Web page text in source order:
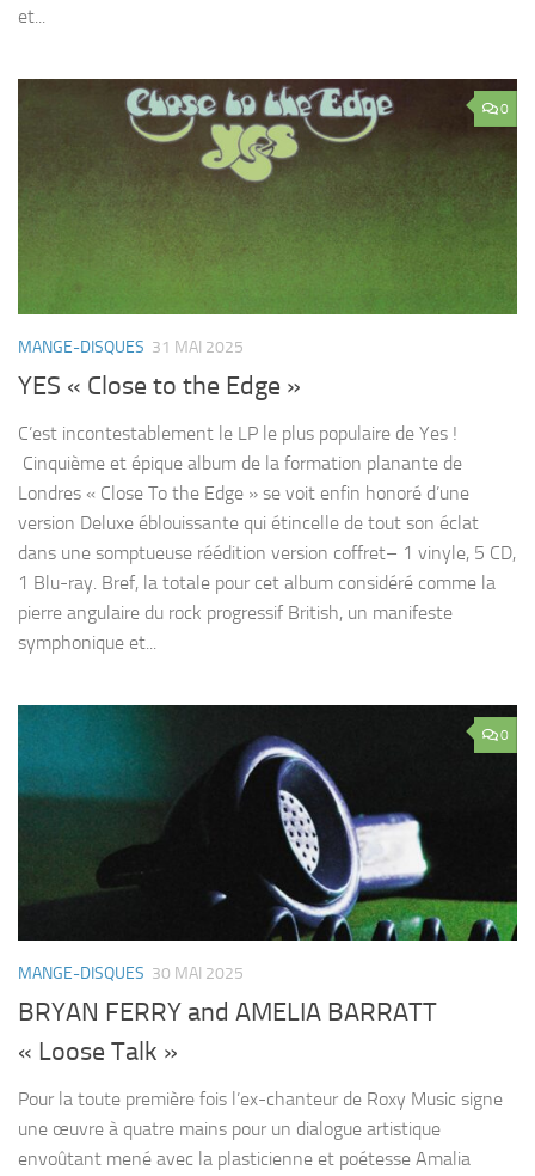
et...
0
MANGE-DISQUES 31 MAI 2025
YES « Close to the Edge »
C’est incontestablement le LP le plus populaire de Yes !
Cinquième et épique album de la formation planante de
Londres « Close To the Edge » se voit enfin honoré d’une
version Deluxe éblouissante qui étincelle de tout son éclat
dans une somptueuse réédition version coffret– 1 vinyle, 5 CD,
1 Blu-ray. Bref, la totale pour cet album considéré comme la
pierre angulaire du rock progressif British, un manifeste
symphonique et...
0
MANGE-DISQUES 30 MAI 2025
BRYAN FERRY and AMELIA BARRATT
« Loose Talk »
Pour la toute première fois l’ex-chanteur de Roxy Music signe
une œuvre à quatre mains pour un dialogue artistique
envoûtant mené avec la plasticienne et poétesse Amalia